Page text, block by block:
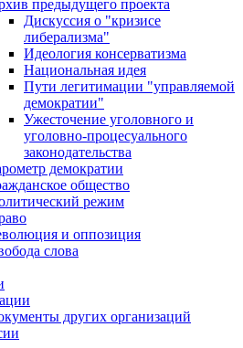
предыдущего проекта
Дискуссия о "кризисе
либерализма"
Идеология консерватизма
Национальная идея
Пути легитимации "управляемой
демократии"
Ужесточение уголовного и
уголовно-процесуального
законодательства
демократии
общество
режим
и оппозиция
слова
других организаций